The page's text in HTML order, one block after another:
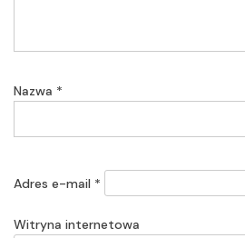
Nazwa *
Adres e-mail *
Witryna internetowa